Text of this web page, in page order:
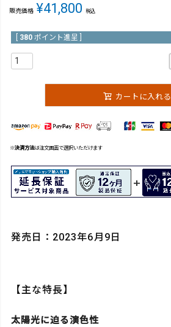
販売価格 ¥41,800 税込
380 ポイント進呈 ]
カートに入れる
※決済方法は注文画面で選択いただけます
発売日：2023年6月9日
【主な特長】
太陽光に迫る演色性